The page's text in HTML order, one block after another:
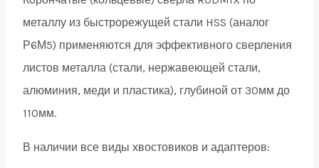
металлу из быстрорежущей стали HSS (аналог
Р6М5) применяются для эффективного сверления
листов металла (стали, нержавеющей стали,
алюминия, меди и пластика), глубиной от 30мм до
110мм.
В наличии все виды хвостовиков и адаптеров: